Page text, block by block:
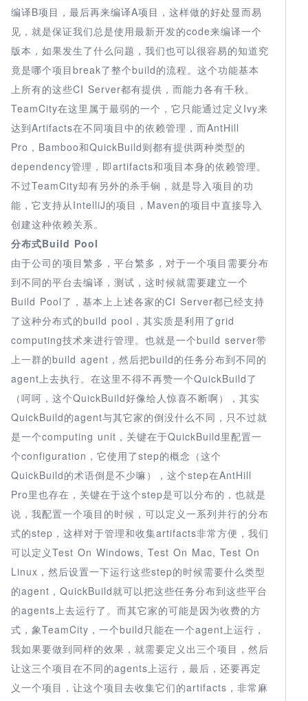
编译B项目，最后再来编译A项目，这样做的好处显而易
见，就是保证我们总是使用最新开发的code来编译一个
版本，如果发生了什么问题，我们也可以很容易的知道究
竟是哪个项目break了整个build的流程。这个功能基本
上所有的这些CI Server都有提供，而能力各有千秋。
TeamCity在这里属于最弱的一个，它只能通过定义Ivy来
达到Artifacts在不同项目中的依赖管理，而AntHill
Pro，Bamboo和QuickBuild则都有提供两种类型的
dependency管理，即artifacts和项目本身的依赖管理。
不过TeamCity却有另外的杀手锏，就是导入项目的功
能，它支持从IntelliJ的项目，Maven的项目中直接导入
创建这种依赖关系。
分布式Build Pool
由于公司的项目繁多，平台繁多，对于一个项目需要分布
到不同的平台去编译，测试，这时候就需要建立一个
Build Pool了，基本上上述各家的CI Server都已经支持
了这种分布式的build pool，其实质是利用了grid
computing技术来进行管理。也就是一个build server带
上一群的build agent，然后把build的任务分布到不同的
agent上去执行。在这里不得不再赞一个QuickBuild了
（呵呵，这个QuickBuild好像给人惊喜不断啊），其实
QuickBuild的agent与其它家的倒没什么不同，只不过就
是一个computing unit，关键在于QuickBuild里配置一
个configuration，它使用了step的概念（这个
QuickBuild的术语倒是不少嘛），这个step在AntHill
Pro里也存在，关键在于这个step是可以分布的，也就是
说，我配置一个项目的时候，可以定义一系列并行的分布
式的step，这样对于管理和收集artifacts非常方便，我们
可以定义Test On Windows, Test On Mac, Test On
Linux，然后设置一下运行这些step的时候需要什么类型
的agent，QuickBuild就可以把这些任务分布到这些平台
的agents上去运行了。而其它家的可能是因为收费的方
式，象TeamCity，一个build只能在一个agent上运行，
我如果要做到同样的效果，就需要定义出三个项目，然后
让这三个项目在不同的agents上运行，最后，还要再定
义一个项目，让这个项目去收集它们的artifacts，非常麻